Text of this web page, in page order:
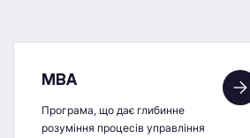
MBA
Програма, що дає глибинне
розуміння процесів управління